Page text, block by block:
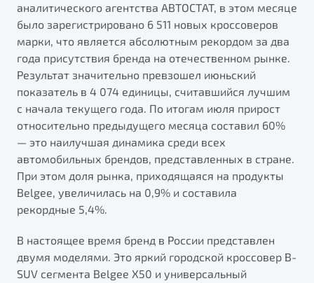
Элегантный и практичный седан
от 1 699 990 ₽*
Обзор В наличии
X70
Узнайте о специальных выгодах при покупке
автомобиля Belgee
Подробно
Автомобили в наличии
Тест-драйв
Спецпредложения
Будьте еще более уверены на дорогах с программой
"Помощь на дорогах"
Преимущества программы
аналитического агентства АВТОСТАТ, в этом месяце
было зарегистрировано 6 511 новых кроссоверов
марки, что является абсолютным рекордом за два
года присутствия бренда на отечественном рынке.
Результат значительно превзошел июньский
показатель в 4 074 единицы, считавшийся лучшим
с начала текущего года. По итогам июля прирост
относительно предыдущего месяца составил 60%
— это наилучшая динамика среди всех
автомобильных брендов, представленных в стране.
При этом доля рынка, приходящаяся на продукты
Belgee, увеличилась на 0,9% и составила
рекордные 5,4%.
В настоящее время бренд в России представлен
двумя моделями. Это яркий городской кроссовер B-
SUV сегмента Belgee X50 и универсальный